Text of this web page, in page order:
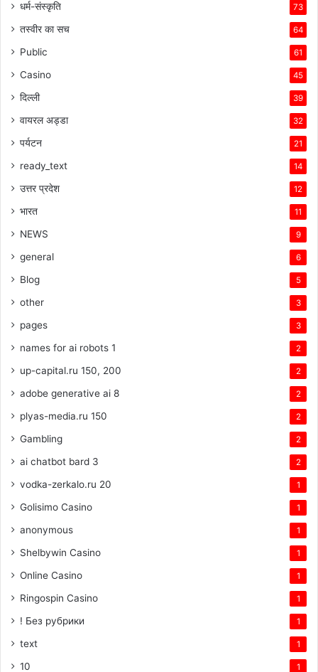
धर्म-संस्कृति 73
तस्वीर का सच 64
Public 61
Casino 45
दिल्ली 39
वायरल अड्डा 32
पर्यटन 21
ready_text 14
उत्तर प्रदेश 12
भारत 11
NEWS 9
general 6
Blog 5
other 3
pages 3
names for ai robots 1 2
up-capital.ru 150, 200 2
adobe generative ai 8 2
plyas-media.ru 150 2
Gambling 2
ai chatbot bard 3 2
vodka-zerkalo.ru 20 1
Golisimo Casino 1
anonymous 1
Shelbywin Casino 1
Online Casino 1
Ringospin Casino 1
! Без рубрики 1
text 1
10 1